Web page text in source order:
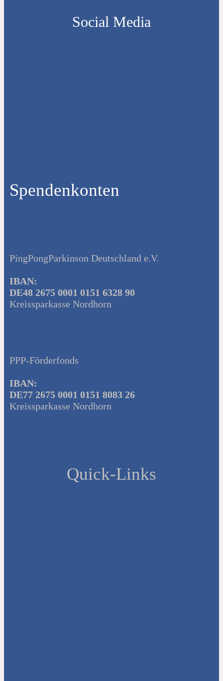
Social Media
Spendenkonten
PingPongParkinson Deutschland e.V.
IBAN:
DE48 2675 0001 0151 6328 90
Kreissparkasse Nordhorn
PPP-Förderfonds
IBAN:
DE77 2675 0001 0151 8083 26
Kreissparkasse Nordhorn
Quick-Links